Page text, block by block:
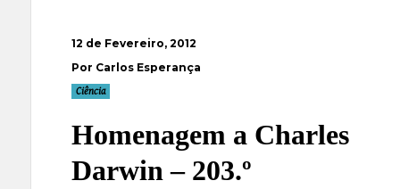
12 de Fevereiro, 2012
Por Carlos Esperança
Ciência
Homenagem a Charles
Darwin – 203.º